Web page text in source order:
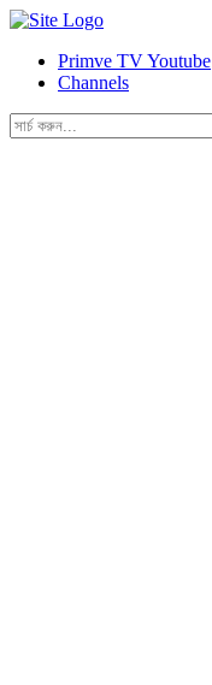
Primve TV Youtube
Channels